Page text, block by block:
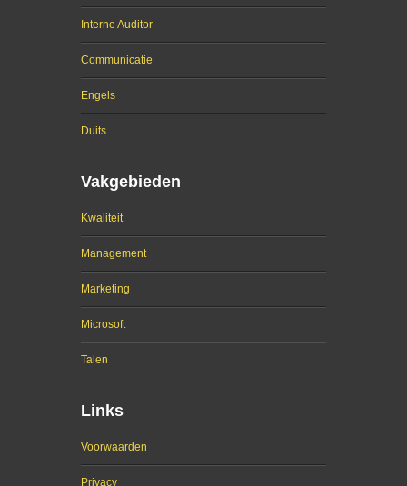
Interne Auditor
Communicatie
Engels
Duits.
Vakgebieden
Kwaliteit
Management
Marketing
Microsoft
Talen
Links
Voorwaarden
Privacy